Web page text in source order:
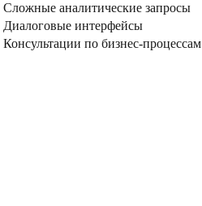
Сложные аналитические запросы
Диалоговые интерфейсы
Консультации по бизнес-процессам